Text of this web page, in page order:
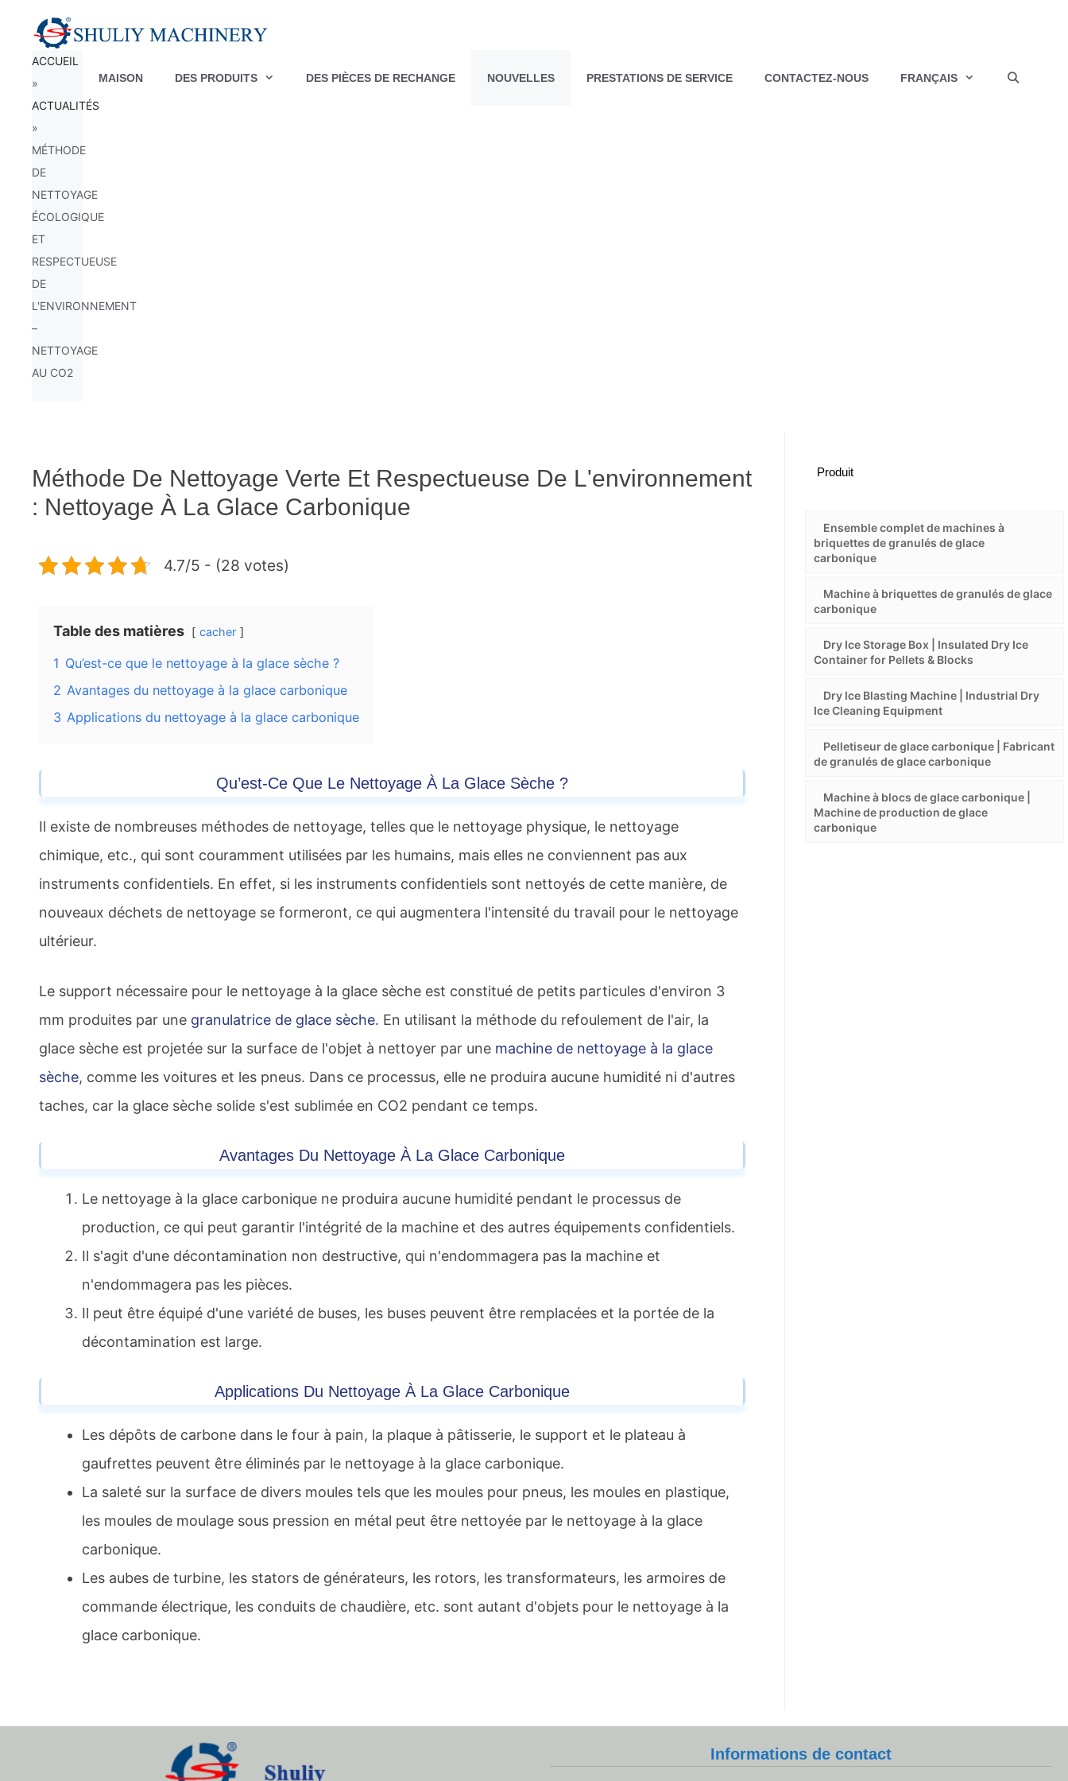
contenu
MAISON DES PRODUITS DES PIÈCES DE RECHANGE NOUVELLES PRESTATIONS DE SERVICE CONTACTEZ-NOUS FRANÇAIS
ACCUEIL
»
ACTUALITÉS
»
MÉTHODE
DE
NETTOYAGE
ÉCOLOGIQUE
ET
RESPECTUEUSE
DE
L'ENVIRONNEMENT
–
NETTOYAGE
AU CO2
Méthode De Nettoyage Verte Et Respectueuse De L'environnement
: Nettoyage À La Glace Carbonique
4.7/5 - (28 votes)
Table des matières cacher
1 Qu’est-ce que le nettoyage à la glace sèche ?
2 Avantages du nettoyage à la glace carbonique
3 Applications du nettoyage à la glace carbonique
Qu’est-Ce Que Le Nettoyage À La Glace Sèche ?
Il existe de nombreuses méthodes de nettoyage, telles que le nettoyage physique, le nettoyage
chimique, etc., qui sont couramment utilisées par les humains, mais elles ne conviennent pas aux
instruments confidentiels. En effet, si les instruments confidentiels sont nettoyés de cette manière, de
nouveaux déchets de nettoyage se formeront, ce qui augmentera l'intensité du travail pour le nettoyage
ultérieur.
Le support nécessaire pour le nettoyage à la glace sèche est constitué de petits particules d'environ 3
mm produites par une granulatrice de glace sèche. En utilisant la méthode du refoulement de l'air, la
glace sèche est projetée sur la surface de l'objet à nettoyer par une machine de nettoyage à la glace
sèche, comme les voitures et les pneus. Dans ce processus, elle ne produira aucune humidité ni d'autres
taches, car la glace sèche solide s'est sublimée en CO2 pendant ce temps.
Avantages Du Nettoyage À La Glace Carbonique
Le nettoyage à la glace carbonique ne produira aucune humidité pendant le processus de
production, ce qui peut garantir l'intégrité de la machine et des autres équipements confidentiels.
Il s'agit d'une décontamination non destructive, qui n'endommagera pas la machine et
n'endommagera pas les pièces.
Il peut être équipé d'une variété de buses, les buses peuvent être remplacées et la portée de la
décontamination est large.
Applications Du Nettoyage À La Glace Carbonique
Les dépôts de carbone dans le four à pain, la plaque à pâtisserie, le support et le plateau à
gaufrettes peuvent être éliminés par le nettoyage à la glace carbonique.
La saleté sur la surface de divers moules tels que les moules pour pneus, les moules en plastique,
les moules de moulage sous pression en métal peut être nettoyée par le nettoyage à la glace
carbonique.
Les aubes de turbine, les stators de générateurs, les rotors, les transformateurs, les armoires de
commande électrique, les conduits de chaudière, etc. sont autant d'objets pour le nettoyage à la
glace carbonique.
Produit
Ensemble complet de machines à
briquettes de granulés de glace
carbonique
Machine à briquettes de granulés de glace
carbonique
Dry Ice Storage Box | Insulated Dry Ice
Container for Pellets & Blocks
Dry Ice Blasting Machine | Industrial Dry
Ice Cleaning Equipment
Pelletiseur de glace carbonique | Fabricant
de granulés de glace carbonique
Machine à blocs de glace carbonique |
Machine de production de glace
carbonique
Informations de contact